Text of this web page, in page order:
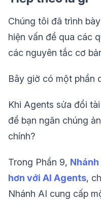
Chúng tôi đã trình
hiện vấn đề qua các
các nguyên tắc cơ
Bây giờ có một phần
Khi Agents sửa đổi
để bạn ngăn chúng
chính?
Trong Phần 9,
hơn với AI Agents,
Nhánh AI cung cấp